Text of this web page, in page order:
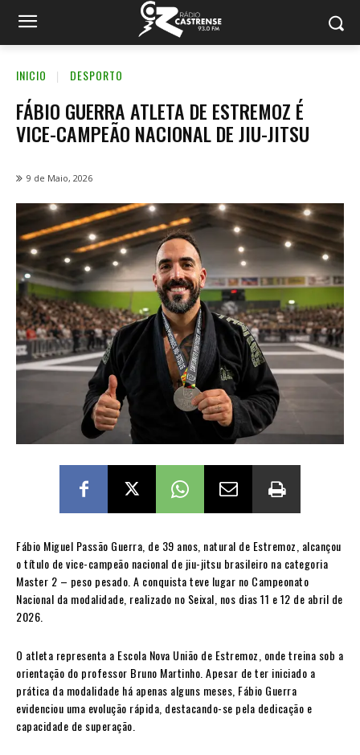
INICIO DESPORTO
FÁBIO GUERRA ATLETA DE ESTREMOZ É
VICE-CAMPEÃO NACIONAL DE JIU-JITSU
9 de Maio, 2026
Fábio Miguel Passão Guerra, de 39 anos, natural de Estremoz, alcançou
o título de vice-campeão nacional de jiu-jitsu brasileiro na categoria
Master 2 – peso pesado. A conquista teve lugar no Campeonato
Nacional da modalidade, realizado no Seixal, nos dias 11 e 12 de abril de
2026.
O atleta representa a Escola Nova União de Estremoz, onde treina sob a
orientação do professor Bruno Martinho. Apesar de ter iniciado a
prática da modalidade há apenas alguns meses, Fábio Guerra
evidenciou uma evolução rápida, destacando-se pela dedicação e
capacidade de superação.